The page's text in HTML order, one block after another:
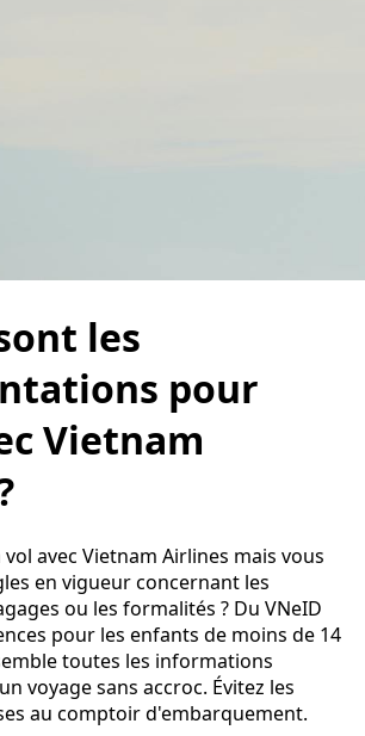
les
pour
Vietnam
avec Vietnam Airlines mais vous
en vigueur concernant les
ou les formalités ? Du VNeID
pour les enfants de moins de 14
toutes les informations
voyage sans accroc. Évitez les
au comptoir d'embarquement.